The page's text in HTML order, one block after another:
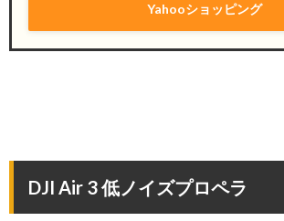
Yahooショッピング
DJI Air 3 低ノイズプロペラ